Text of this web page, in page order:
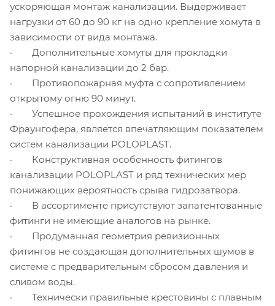
ускоряющая монтаж канализации. Выдерживает
нагрузки от 60 до 90 кг на одно крепление хомута в
зависимости от вида монтажа.
· Дополнительные хомуты для прокладки
напорной канализации до 2 бар.
· Противопожарная муфта с сопротивлением
открытому огню 90 минут.
· Успешное прохождения испытаний в институте
Фраунгофера, является впечатляющим показателем
систем канализации POLOPLAST.
· Конструктивная особенность фитингов
канализации POLOPLAST и ряд технических мер
понижающих вероятность срыва гидрозатвора.
· В ассортименте присутствуют запатентованные
фитинги не имеющие аналогов на рынке.
· Продуманная геометрия ревизионных
фитингов не создающая дополнительных шумов в
системе с предварительным сбросом давления и
сливом воды.
· Технически правильные крестовины с плавным